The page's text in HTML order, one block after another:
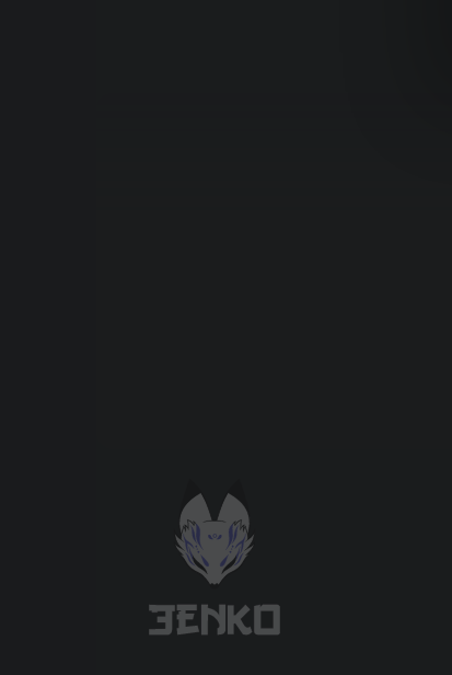
крутих нововведень
Підтримати проєкт